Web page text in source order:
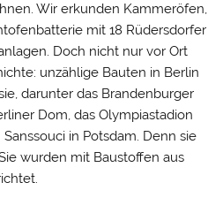
Wir erkunden Kammeröfen,
mit 18 Rüdersdorfer
Doch nicht nur vor Ort
unzählige Bauten in Berlin
darunter das Brandenburger
Dom, das Olympiastadion
in Potsdam. Denn sie
wurden mit Baustoffen aus